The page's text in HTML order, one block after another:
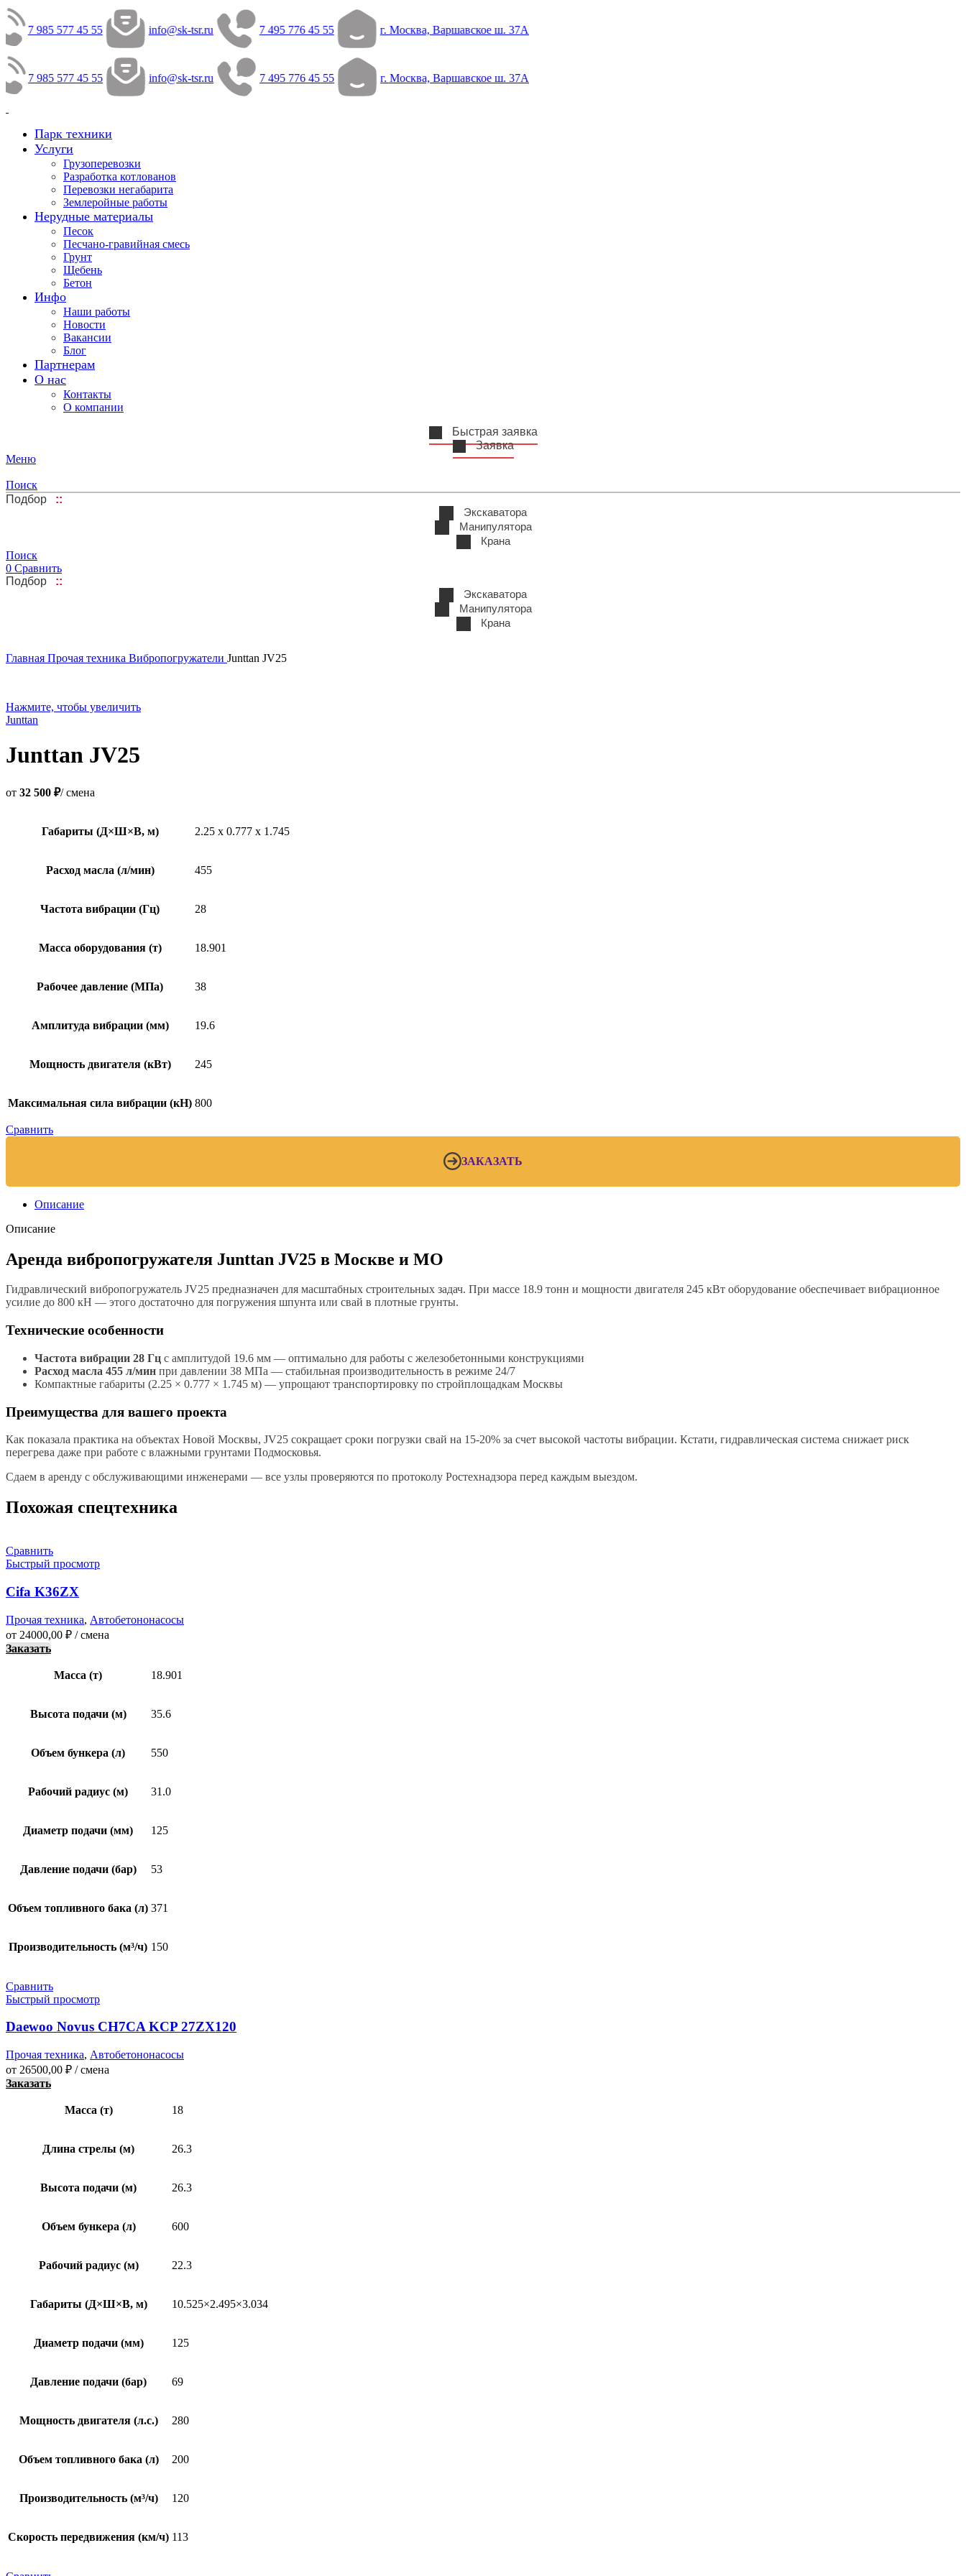
7 985 577 45 55 info@sk-tsr.ru 7 495 776 45 55 г. Москва, Варшавское ш. 37А
7 985 577 45 55 info@sk-tsr.ru 7 495 776 45 55 г. Москва, Варшавское ш. 37А
Парк техники
Услуги
Грузоперевозки
Разработка котлованов
Перевозки негабарита
Землеройные работы
Нерудные материалы
Песок
Песчано-гравийная смесь
Грунт
Щебень
Бетон
Инфо
Наши работы
Новости
Вакансии
Блог
Партнерам
О нас
Контакты
О компании
Быстрая заявка
Заявка
Меню
Поиск
Подбор
::
Экскаватора
Манипулятора
Крана
Поиск
0 Сравнить
Подбор
::
Экскаватора
Манипулятора
Крана
Главная Прочая техника Вибропогружатели Junttan JV25
Нажмите, чтобы увеличить
Junttan
Junttan JV25
от 32 500 ₽/ смена
Габариты (Д×Ш×В, м) 2.25 x 0.777 x 1.745
Расход масла (л/мин) 455
Частота вибрации (Гц) 28
Масса оборудования (т) 18.901
Рабочее давление (МПа) 38
Амплитуда вибрации (мм) 19.6
Мощность двигателя (кВт) 245
Максимальная сила вибрации (кН) 800
Сравнить
ЗАКАЗАТЬ
Описание
Описание
Аренда вибропогружателя Junttan JV25 в Москве и МО
Гидравлический вибропогружатель JV25 предназначен для масштабных строительных задач. При массе 18.9 тонн и мощности двигателя 245 кВт оборудование обеспечивает вибрационное
усилие до 800 кН — этого достаточно для погружения шпунта или свай в плотные грунты.
Технические особенности
Частота вибрации 28 Гц с амплитудой 19.6 мм — оптимально для работы с железобетонными конструкциями
Расход масла 455 л/мин при давлении 38 МПа — стабильная производительность в режиме 24/7
Компактные габариты (2.25 × 0.777 × 1.745 м) — упрощают транспортировку по стройплощадкам Москвы
Преимущества для вашего проекта
Как показала практика на объектах Новой Москвы, JV25 сокращает сроки погрузки свай на 15-20% за счет высокой частоты вибрации. Кстати, гидравлическая система снижает риск
перегрева даже при работе с влажными грунтами Подмосковья.
Сдаем в аренду с обслуживающими инженерами — все узлы проверяются по протоколу Ростехнадзора перед каждым выездом.
Похожая спецтехника
Сравнить
Быстрый просмотр
Cifa K36ZX
Прочая техника, Автобетононасосы
от 24000,00 ₽ / смена
Заказать
Масса (т) 18.901
Высота подачи (м) 35.6
Объем бункера (л) 550
Рабочий радиус (м) 31.0
Диаметр подачи (мм) 125
Давление подачи (бар) 53
Объем топливного бака (л) 371
Производительность (м³/ч) 150
Сравнить
Быстрый просмотр
Daewoo Novus CH7CA KCP 27ZX120
Прочая техника, Автобетононасосы
от 26500,00 ₽ / смена
Заказать
Масса (т) 18
Длина стрелы (м) 26.3
Высота подачи (м) 26.3
Объем бункера (л) 600
Рабочий радиус (м) 22.3
Габариты (Д×Ш×В, м) 10.525×2.495×3.034
Диаметр подачи (мм) 125
Давление подачи (бар) 69
Мощность двигателя (л.с.) 280
Объем топливного бака (л) 200
Производительность (м³/ч) 120
Скорость передвижения (км/ч) 113